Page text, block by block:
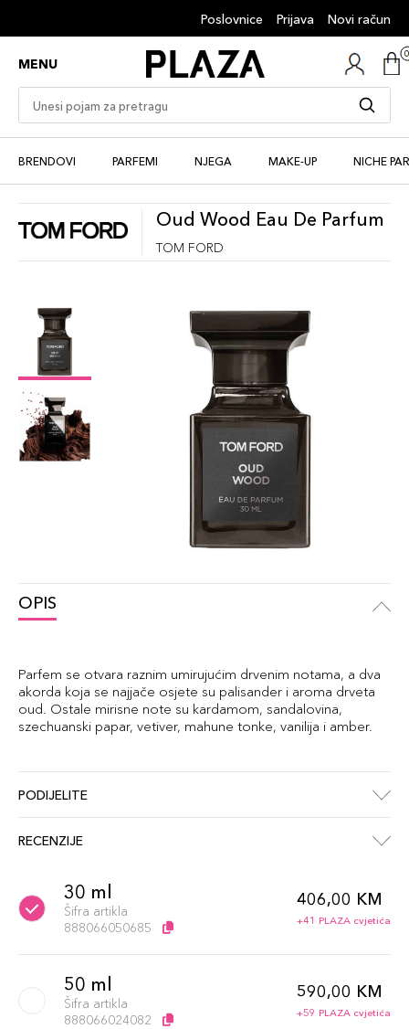
Poslovnice Prijava Novi račun
MENU
BRENDOVI PARFEMI NJEGA MAKE-UP NICHE
Oud Wood Eau De Parfum
TOM FORD
OPIS
Parfem se otvara raznim umirujućim drvenim notama, a dva
akorda koja se najjače osjete su palisander i aroma drveta
oud. Ostale mirisne note su kardamom, sandalovina,
szechuanski papar, vetiver, mahune tonke, vanilija i amber.
PODIJELITE
RECENZIJE
30 ml
Šifra artikla
888066050685
406,00 KM
+41 PLAZA cvjetića
50 ml
Šifra artikla
888066024082
590,00 KM
+59 PLAZA cvjetića